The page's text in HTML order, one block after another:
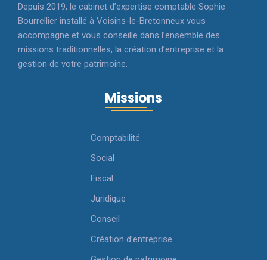
Depuis 2019, le cabinet d’expertise comptable Sophie
Bourrellier installé à Voisins-le-Bretonneux vous
accompagne et vous conseille dans l’ensemble des
missions traditionnelles, la création d’entreprise et la
gestion de votre patrimoine.
Missions
Comptabilité
Social
Fiscal
Juridique
Conseil
Création d’entreprise